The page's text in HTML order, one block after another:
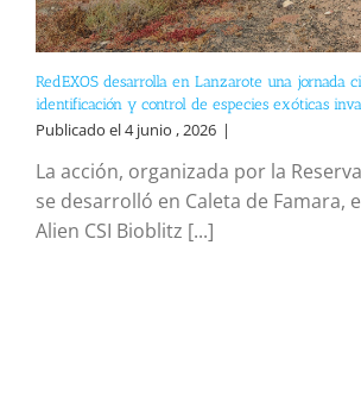
RedEXOS desarrolla en Lanzarote una jornada
identificación y control de especies exóticas
Publicado el 4 junio , 2026 |
La acción, organizada por la
se desarrolló en Caleta de Famara,
Alien CSI Bioblitz [...]